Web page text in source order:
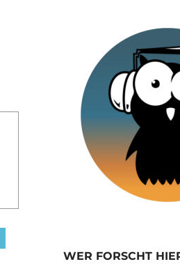
WER FORSCHT